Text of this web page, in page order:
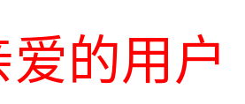
爱的用户